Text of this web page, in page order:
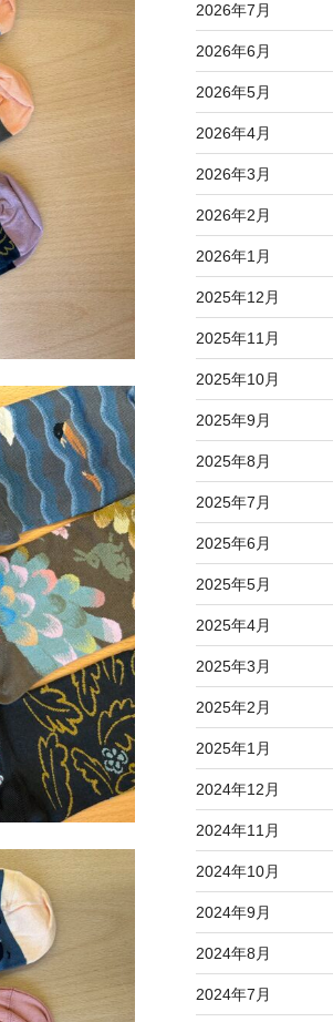
2026年7月
2026年6月
2026年5月
2026年4月
2026年3月
2026年2月
2026年1月
2025年12月
2025年11月
2025年10月
2025年9月
2025年8月
2025年7月
2025年6月
2025年5月
2025年4月
2025年3月
2025年2月
2025年1月
2024年12月
2024年11月
2024年10月
2024年9月
2024年8月
2024年7月